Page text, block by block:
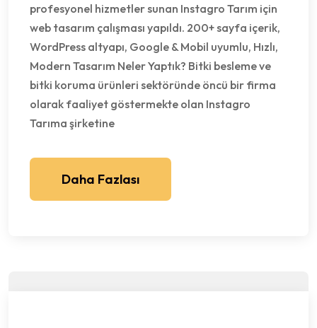
profesyonel hizmetler sunan Instagro Tarım için
web tasarım çalışması yapıldı. 200+ sayfa içerik,
WordPress altyapı, Google & Mobil uyumlu, Hızlı,
Modern Tasarım Neler Yaptık? Bitki besleme ve
bitki koruma ürünleri sektöründe öncü bir firma
olarak faaliyet göstermekte olan Instagro
Tarıma şirketine
Daha Fazlası